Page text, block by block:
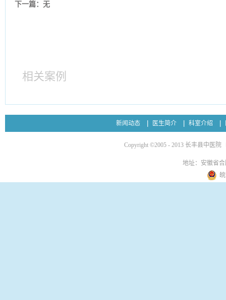
下一篇：无
相关案例
新闻动态 医生简介 科室介绍
Copyright ©2005 - 2013 长丰县中医院
地址：安徽省